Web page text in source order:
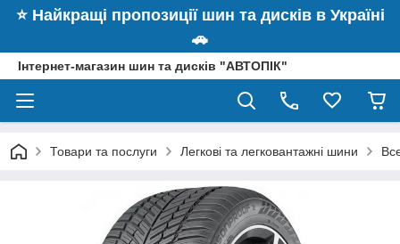
⭐️ Найкращі пропозиції шин та дисків в Україні
🚗
Інтернет-магазин шин та дисків "АВТОПІК"
Товари та послуги Легкові та легковантажні шини